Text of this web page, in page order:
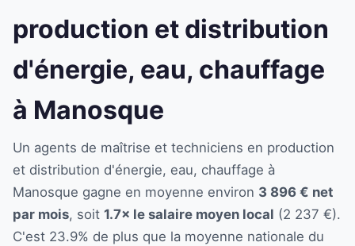
production et distribution
d'énergie, eau, chauffage
à Manosque
Un agents de maîtrise et techniciens en production
et distribution d'énergie, eau, chauffage à
Manosque gagne en moyenne environ 3 896 € net
par mois, soit 1.7× le salaire moyen local (2 237 €).
C'est 23.9% de plus que la moyenne nationale du